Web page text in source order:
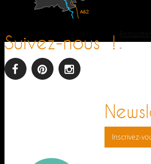
Suivez-nous !
Inscrivez-
-